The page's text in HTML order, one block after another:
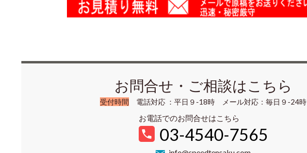
お問合せ・ご相談はこちら
受付時間 電話対応 ：平日９-18時 メール対応：毎日９-24時
お電話でのお問合せはこちら
03-4540-7565